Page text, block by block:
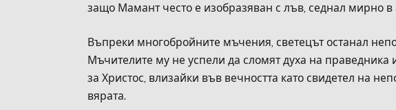
защо Мамант често е изобразяван с лъв, седнал мирно в
Въпреки многобройните мъчения, светецът останал
Мъчителите му не успели да сломят духа на
за Христос, влизайки във вечността като свидетел на
вярата.